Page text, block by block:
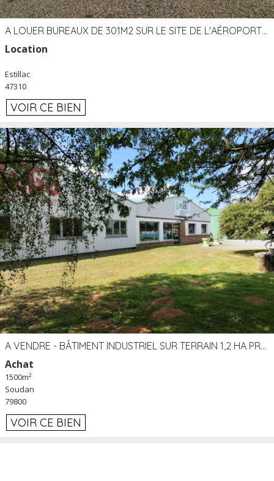
A LOUER BUREAUX DE 301M2 SUR LE SITE DE L'AÉROPORT AGEN LA GARENNE
Location
Estillac
47310
VOIR CE BIEN
A VENDRE - BÂTIMENT INDUSTRIEL SUR TERRAIN 1,2 HA PROCHE ÉCHANGEUR A10 - SOUDAN (79)
Achat
1500m²
Soudan
79800
VOIR CE BIEN